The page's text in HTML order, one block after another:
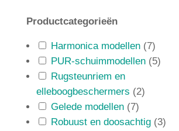
Productcategorieën
Harmonica modellen (7)
PUR-schuimmodellen (5)
Rugsteunriem en
elleboogbeschermers (2)
Gelede modellen (7)
Robuust en doosachtig (3)